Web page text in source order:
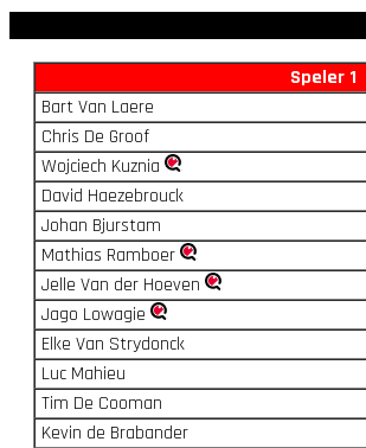
Speler 1
Bart Van Laere
Chris De Groof
Wojciech Kuznia
David Haezebrouck
Johan Bjurstam
Mathias Ramboer
Jelle Van der Hoeven
Jago Lowagie
Elke Van Strydonck
Luc Mahieu
Tim De Cooman
Kevin de Brabander